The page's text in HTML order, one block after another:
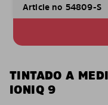
Article no 54809-S
TINTADO A
IONIQ 9